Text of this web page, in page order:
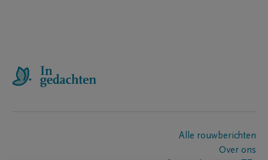
Alle rouwberichten
Over ons